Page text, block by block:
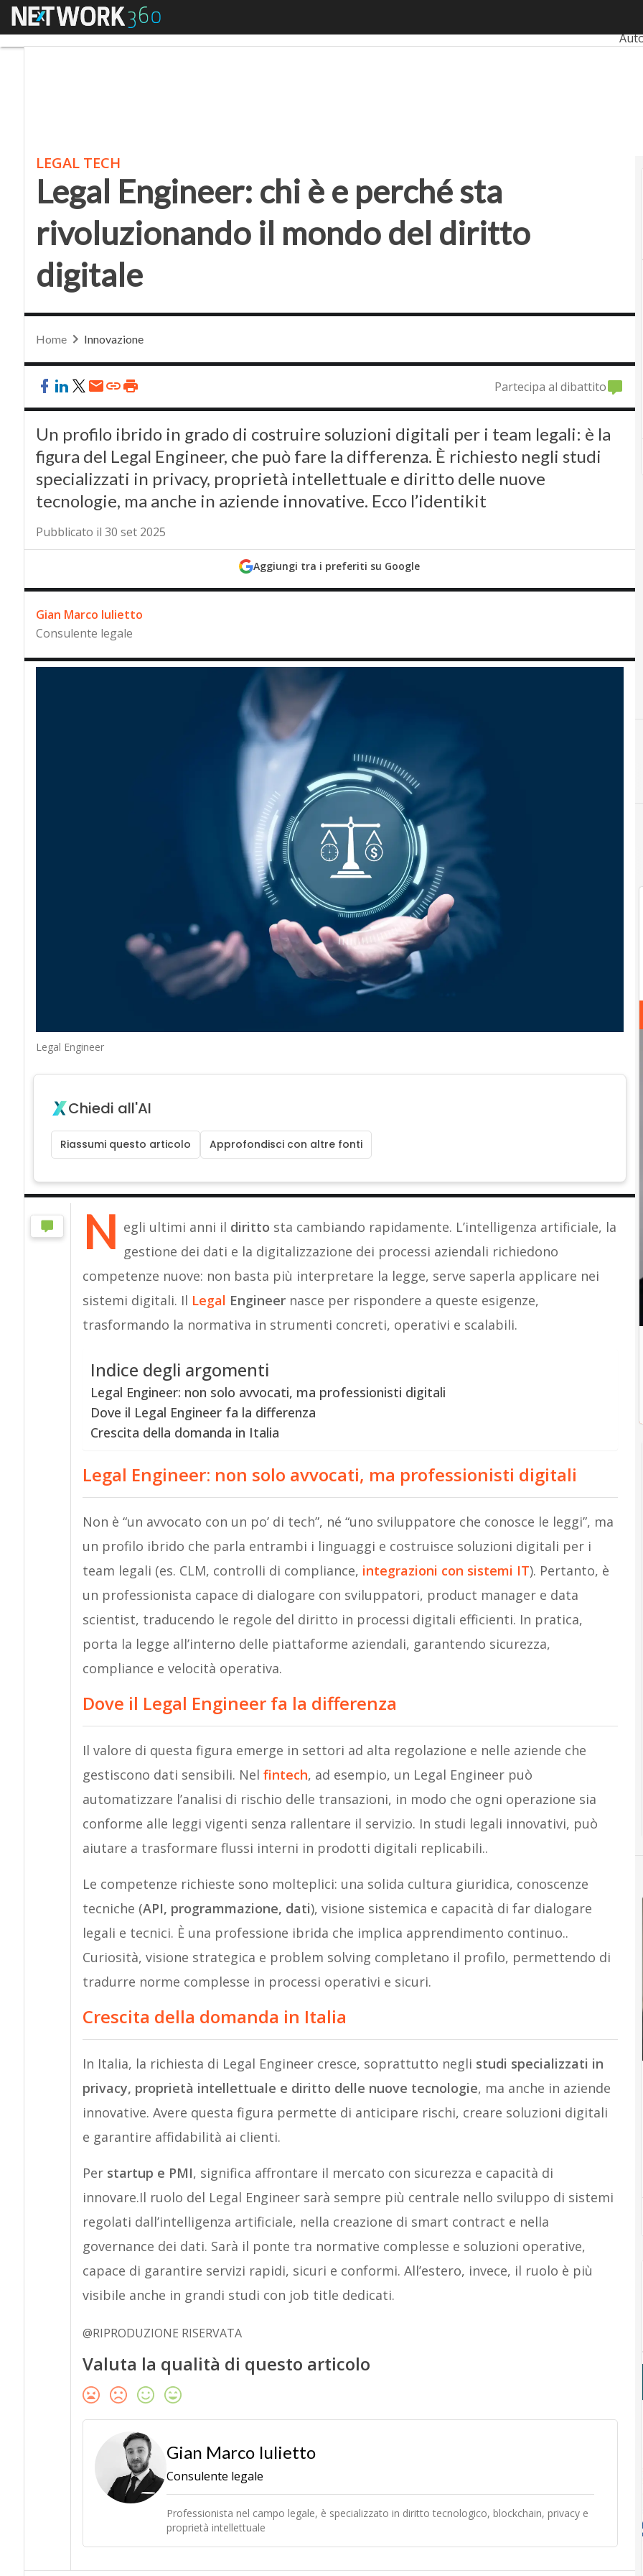
Menu
LEGAL TECH
Legal Engineer: chi è e perché sta
rivoluzionando il mondo del diritto
digitale
Home Innovazione
Partecipa al dibattito
Un profilo ibrido in grado di costruire soluzioni digitali per i team legali: è la
figura del Legal Engineer, che può fare la differenza. È richiesto negli studi
specializzati in privacy, proprietà intellettuale e diritto delle nuove
tecnologie, ma anche in aziende innovative. Ecco l’identikit
Pubblicato il 30 set 2025
Aggiungi tra i preferiti su Google
Gian Marco Iulietto
Consulente legale
Legal Engineer
Chiedi all'AI
Riassumi questo articolo Approfondisci con altre fonti
N egli ultimi anni il diritto sta cambiando rapidamente. L’intelligenza artificiale, la
gestione dei dati e la digitalizzazione dei processi aziendali richiedono
competenze nuove: non basta più interpretare la legge, serve saperla applicare nei
sistemi digitali. Il Legal Engineer nasce per rispondere a queste esigenze,
trasformando la normativa in strumenti concreti, operativi e scalabili.
Indice degli argomenti
Legal Engineer: non solo avvocati, ma professionisti digitali
Dove il Legal Engineer fa la differenza
Crescita della domanda in Italia
Legal Engineer: non solo avvocati, ma professionisti digitali
Non è “un avvocato con un po’ di tech”, né “uno sviluppatore che conosce le leggi”, ma
un profilo ibrido che parla entrambi i linguaggi e costruisce soluzioni digitali per i
team legali (es. CLM, controlli di compliance, integrazioni con sistemi IT). Pertanto, è
un professionista capace di dialogare con sviluppatori, product manager e data
scientist, traducendo le regole del diritto in processi digitali efficienti. In pratica,
porta la legge all’interno delle piattaforme aziendali, garantendo sicurezza,
compliance e velocità operativa.
Dove il Legal Engineer fa la differenza
Il valore di questa figura emerge in settori ad alta regolazione e nelle aziende che
gestiscono dati sensibili. Nel fintech, ad esempio, un Legal Engineer può
automatizzare l’analisi di rischio delle transazioni, in modo che ogni operazione sia
conforme alle leggi vigenti senza rallentare il servizio. In studi legali innovativi, può
aiutare a trasformare flussi interni in prodotti digitali replicabili..
Le competenze richieste sono molteplici: una solida cultura giuridica, conoscenze
tecniche (API, programmazione, dati), visione sistemica e capacità di far dialogare
legali e tecnici. È una professione ibrida che implica apprendimento continuo..
Curiosità, visione strategica e problem solving completano il profilo, permettendo di
tradurre norme complesse in processi operativi e sicuri.
Crescita della domanda in Italia
In Italia, la richiesta di Legal Engineer cresce, soprattutto negli studi specializzati in
privacy, proprietà intellettuale e diritto delle nuove tecnologie, ma anche in aziende
innovative. Avere questa figura permette di anticipare rischi, creare soluzioni digitali
e garantire affidabilità ai clienti.
Per startup e PMI, significa affrontare il mercato con sicurezza e capacità di
innovare.Il ruolo del Legal Engineer sarà sempre più centrale nello sviluppo di sistemi
regolati dall’intelligenza artificiale, nella creazione di smart contract e nella
governance dei dati. Sarà il ponte tra normative complesse e soluzioni operative,
capace di garantire servizi rapidi, sicuri e conformi. All’estero, invece, il ruolo è più
visibile anche in grandi studi con job title dedicati.
@RIPRODUZIONE RISERVATA
Valuta la qualità di questo articolo
Gian Marco Iulietto
Consulente legale
Professionista nel campo legale, è specializzato in diritto tecnologico, blockchain, privacy e
proprietà intellettuale